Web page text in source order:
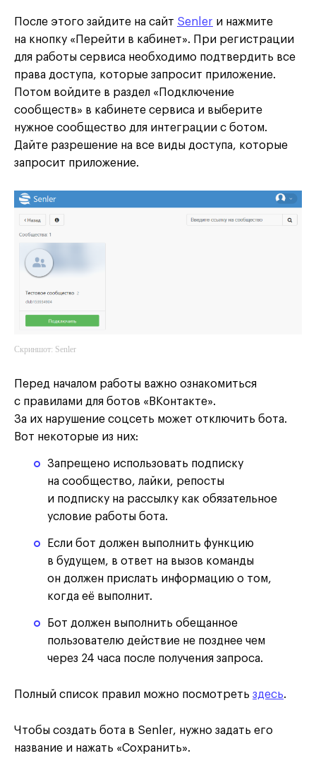
После этого зайдите на сайт Senler и нажмите
на кнопку «Перейти в кабинет». При регистрации
для работы сервиса необходимо подтвердить все
права доступа, которые запросит приложение.
Потом войдите в раздел «Подключение
сообществ» в кабинете сервиса и выберите
нужное сообщество для интеграции с ботом.
Дайте разрешение на все виды доступа, которые
запросит приложение.
Скриншот: Senler
Перед началом работы важно ознакомиться
с правилами для ботов «ВКонтакте».
За их нарушение соцсеть может отключить бота.
Вот некоторые из них:
Запрещено использовать подписку
на сообщество, лайки, репосты
и подписку на рассылку как обязательное
условие работы бота.
Если бот должен выполнить функцию
в будущем, в ответ на вызов команды
он должен прислать информацию о том,
когда её выполнит.
Бот должен выполнить обещанное
пользователю действие не позднее чем
через 24 часа после получения запроса.
Полный список правил можно посмотреть здесь.
Чтобы создать бота в Senler, нужно задать его
название и нажать «Сохранить».